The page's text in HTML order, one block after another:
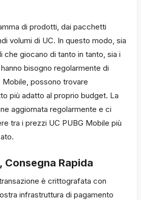
di prodotti, dai pacchetti
volumi di UC. In questo modo, sia
che giocano di tanto in tanto, sia i
bisogno regolarmente di
Mobile, possono trovare
più adatto al proprio budget. La
aggiornata regolarmente e ci
tra i prezzi UC PUBG Mobile più
Rapida
è crittografata con
infrastruttura di pagamento